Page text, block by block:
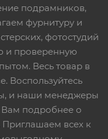
подрамников,
фурнитуру и
фотостудий
и проверенную
Весь товар в
Воспользуйтесь
и наши менеджеры
Вам подробнее о
всех к